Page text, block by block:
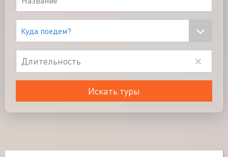
Длительность
Искать туры